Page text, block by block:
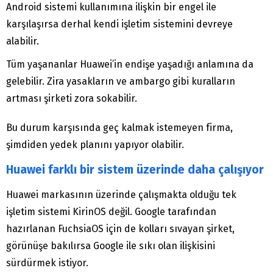
Android sistemi kullanımına ilişkin bir engel ile
karşılaşırsa derhal kendi işletim sistemini devreye
alabilir.
Tüm yaşananlar Huawei’in endişe yaşadığı anlamına da
gelebilir. Zira yasakların ve ambargo gibi kuralların
artması şirketi zora sokabilir.
Bu durum karşısında geç kalmak istemeyen firma,
şimdiden yedek planını yapıyor olabilir.
Huawei farklı bir sistem üzerinde daha çalışıyor
Huawei markasının üzerinde çalışmakta olduğu tek
işletim sistemi KirinOS değil. Google tarafından
hazırlanan FuchsiaOS için de kolları sıvayan şirket,
görünüşe bakılırsa Google ile sıkı olan ilişkisini
sürdürmek istiyor.